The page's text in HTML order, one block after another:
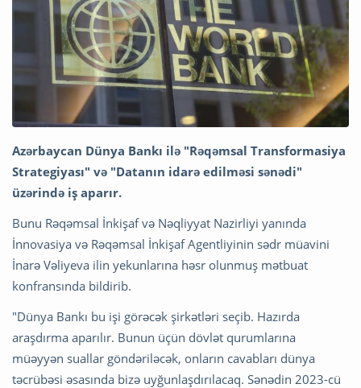
Azərbaycan Dünya Bankı ilə "Rəqəmsal Transformasiya
Strategiyası" və "Datanın idarə edilməsi sənədi"
üzərində iş aparır.
Bunu Rəqəmsal İnkişaf və Nəqliyyat Nazirliyi yanında
İnnovasiya və Rəqəmsal İnkişaf Agentliyinin sədr müavini
İnarə Vəliyeva ilin yekunlarına həsr olunmuş mətbuat
konfransında bildirib.
"Dünya Bankı bu işi görəcək şirkətləri seçib. Hazırda
araşdırma aparılır. Bunun üçün dövlət qurumlarına
müəyyən suallar göndəriləcək, onların cavabları dünya
təcrübəsi əsasında bizə uyğunlaşdırılacaq. Sənədin 2023-cü